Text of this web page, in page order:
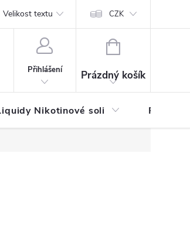
řád Vrácení zboží a reklamace
Velikost textu CZK
Přihlášení
NÁKUPNÍ
Prázdný košík
Nikotinové soli